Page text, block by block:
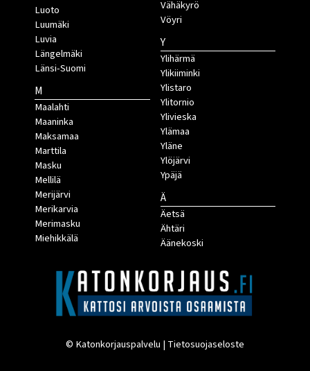
Luoto
Luumäki
Luvia
Längelmäki
Länsi-Suomi
M
Maalahti
Maaninka
Maksamaa
Marttila
Masku
Mellilä
Merijärvi
Merikarvia
Merimasku
Miehikkälä
Vähäkyrö
Vöyri
Y
Ylihärmä
Ylikiiminki
Ylistaro
Ylitornio
Ylivieska
Ylämaa
Yläne
Ylöjärvi
Ypäjä
Ä
Äetsä
Ähtäri
Äänekoski
© Katonkorjauspalvelu | Tietosuojaseloste